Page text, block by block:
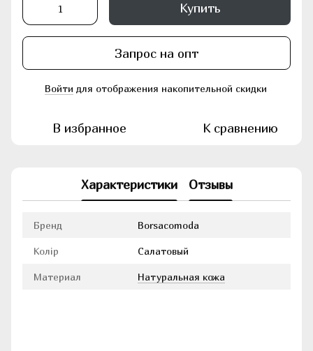
Купить
Запрос на опт
Войти для отображения накопительной скидки
В избранное К сравнению
Характеристики Отзывы
Бренд Borsacomoda
Колір Салатовый
Материал Натуральная кожа